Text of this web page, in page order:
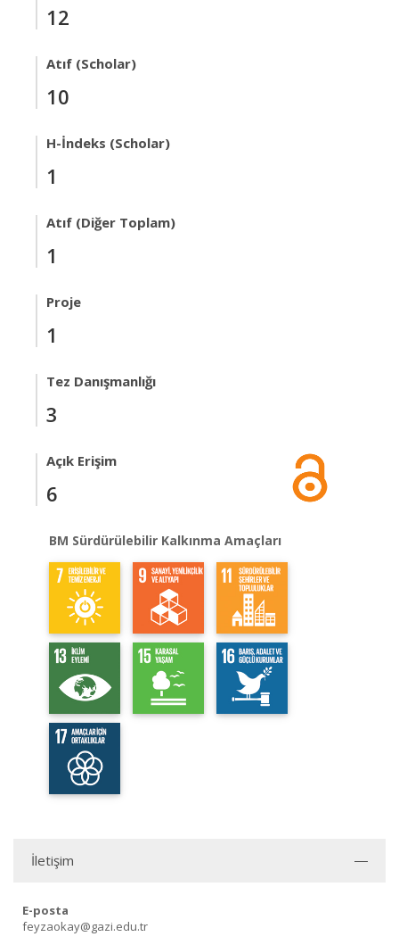
12
Atıf (Scholar)
10
H-İndeks (Scholar)
1
Atıf (Diğer Toplam)
1
Proje
1
Tez Danışmanlığı
3
Açık Erişim
6
BM Sürdürülebilir Kalkınma Amaçları
İletişim
E-posta
feyzaokay@gazi.edu.tr